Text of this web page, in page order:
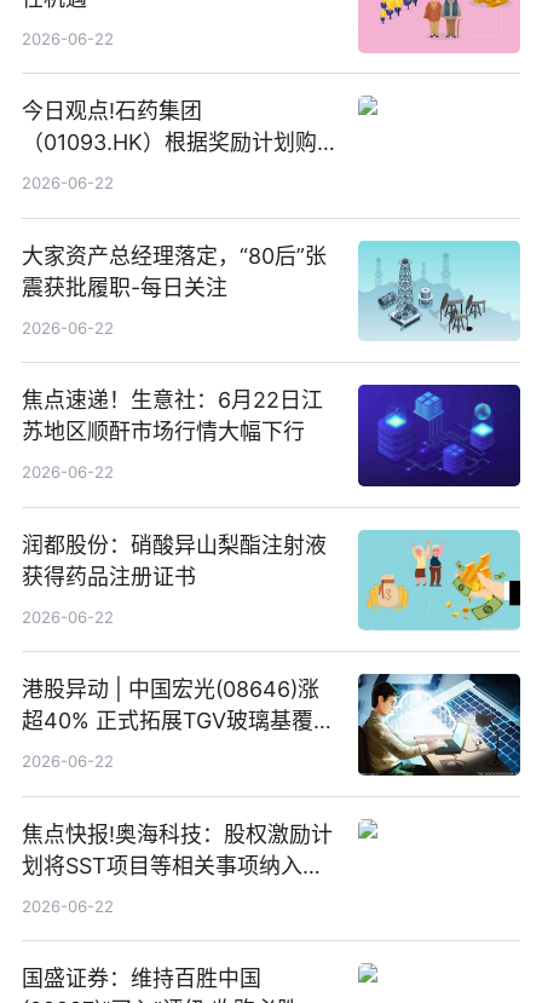
2026-06-22
今日观点!石药集团
（01093.HK）根据奖励计划购
回580万股
2026-06-22
大家资产总经理落定，“80后”张
震获批履职-每日关注
2026-06-22
焦点速递！生意社：6月22日江
苏地区顺酐市场行情大幅下行
2026-06-22
润都股份：硝酸异山梨酯注射液
获得药品注册证书
2026-06-22
港股异动 | 中国宏光(08646)涨
超40% 正式拓展TGV玻璃基覆铜
板新材料业务
2026-06-22
焦点快报!奥海科技：股权激励计
划将SST项目等相关事项纳入专
项业务发展考核指标
2026-06-22
国盛证券：维持百胜中国